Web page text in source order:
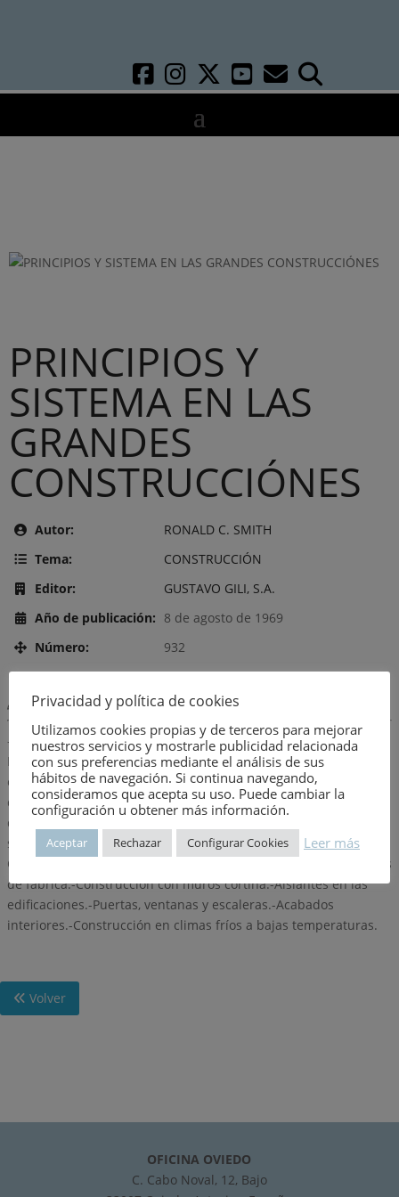
PRINCIPIOS Y
SISTEMA EN LAS
GRANDES
CONSTRUCCIÓNES
Autor:
RONALD C. SMITH
Tema:
CONSTRUCCIÓN
Editor:
GUSTAVO GILI, S.A.
Año de publicación: 8 de agosto de 1969
Número:
932
Descripción:
-Investigación del solar.-Trazado del edificio sobre el terreno.-
Excavación.-Replanteo de cimientos.-Pilotes, pozos,
emparrillados.-Encofrados.-Hormigón.-Armazones de madera
de construcción.-Armazones de hormigón armado.-Armazones
de acero laminado para construcción.-Sistemas de suelos y
solados industriales.-Armazones y material de cubiertas.-
Construcciones con láminas de madera.-Construcción con obras
de fábrica.-Construcción con muros cortina.-Aislantes en las
edificaciones.-Puertas, ventanas y escaleras.-Acabados
interiores.-Construcción en climas fríos a bajas temperaturas.
Volver
OFICINA OVIEDO
C. Cabo Noval, 12, Bajo
Privacidad y política de cookies
Utilizamos cookies propias y de terceros para mejorar
nuestros servicios y mostrarle publicidad relacionada
con sus preferencias mediante el análisis de sus
hábitos de navegación. Si continua navegando,
consideramos que acepta su uso. Puede cambiar la
configuración u obtener más información.
Aceptar Rechazar Configurar Cookies Leer más